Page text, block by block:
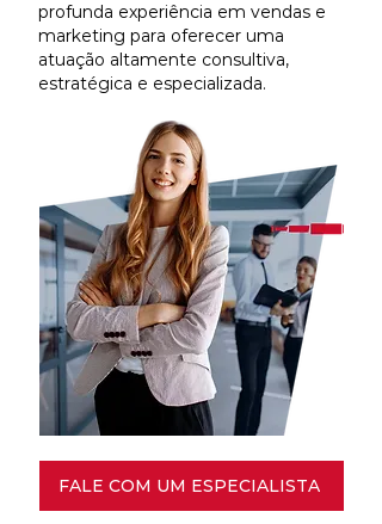
profunda experiência em vendas e
marketing para oferecer uma
atuação altamente consultiva,
estratégica e especializada.
FALE COM UM ESPECIALISTA